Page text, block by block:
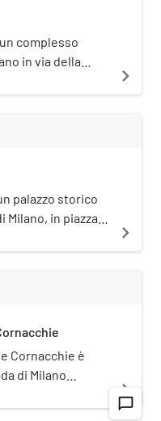
complesso
in via della
navigate_next
palazzo storico
in piazza
navigate_next
Cornacchie è
di Milano
navigate_next
chat_bubble_outline